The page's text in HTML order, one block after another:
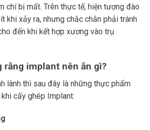
chí bị mất. Trên thực tế, hiện tượng đào
khi xảy ra, nhưng chắc chắn phải tránh
đến khi kết hợp xương vào trụ
răng implant nên ăn gì?
lành thì sau đây là những thực phẩm
cấy ghép Implant: